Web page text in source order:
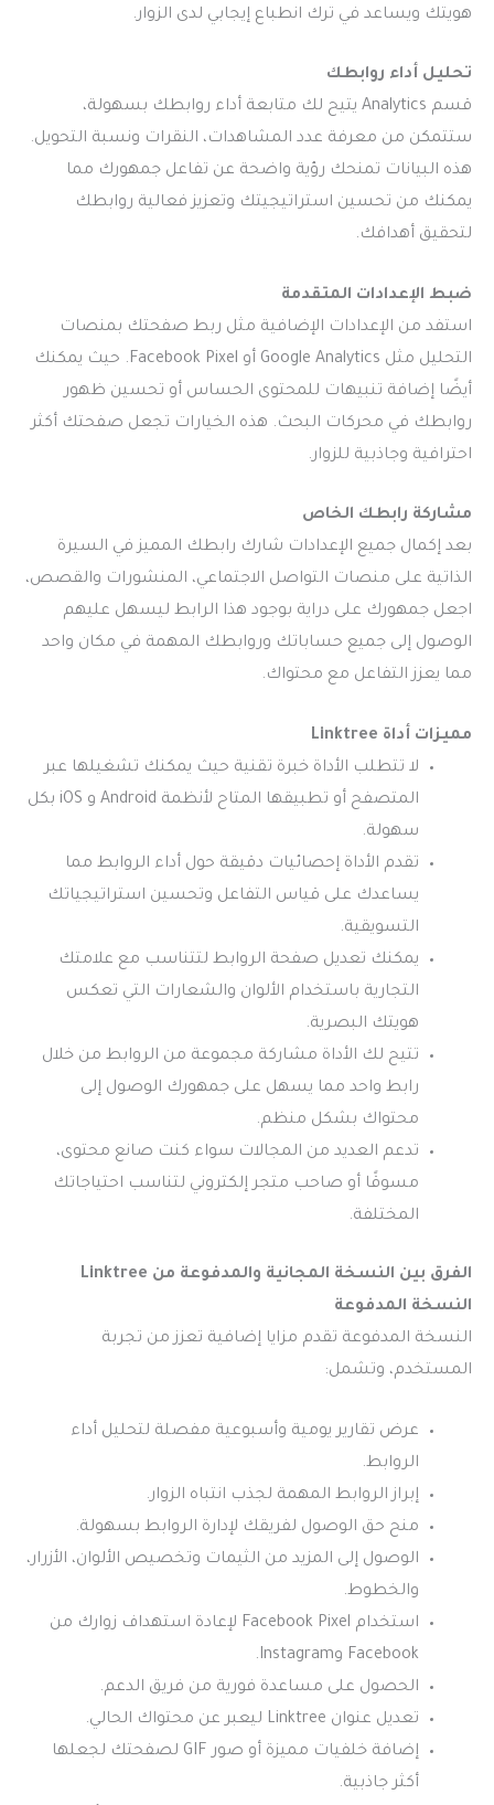
هويتك ويساعد في ترك انطباع إيجابي لدى الزوار.
تحليل أداء روابطك
قسم Analytics يتيح لك متابعة أداء روابطك بسهولة،
ستتمكن من معرفة عدد المشاهدات، النقرات ونسبة التحويل.
هذه البيانات تمنحك رؤية واضحة عن تفاعل جمهورك مما
يمكنك من تحسين استراتيجيتك وتعزيز فعالية روابطك
لتحقيق أهدافك.
ضبط الإعدادات المتقدمة
استفد من الإعدادات الإضافية مثل ربط صفحتك بمنصات
التحليل مثل Google Analytics أو Facebook Pixel. حيث يمكنك
أيضًا إضافة تنبيهات للمحتوى الحساس أو تحسين ظهور
روابطك في محركات البحث. هذه الخيارات تجعل صفحتك أكثر
احترافية وجاذبية للزوار.
مشاركة رابطك الخاص
بعد إكمال جميع الإعدادات شارك رابطك المميز في السيرة
الذاتية على منصات التواصل الاجتماعي، المنشورات والقصص،
اجعل جمهورك على دراية بوجود هذا الرابط ليسهل عليهم
الوصول إلى جميع حساباتك وروابطك المهمة في مكان واحد
مما يعزز التفاعل مع محتواك.
مميزات أداة Linktree
لا تتطلب الأداة خبرة تقنية حيث يمكنك تشغيلها عبر
المتصفح أو تطبيقها المتاح لأنظمة Android و iOS بكل
سهولة.
تقدم الأداة إحصائيات دقيقة حول أداء الروابط مما
يساعدك على قياس التفاعل وتحسين استراتيجياتك
التسويقية.
يمكنك تعديل صفحة الروابط لتتناسب مع علامتك
التجارية باستخدام الألوان والشعارات التي تعكس
هويتك البصرية.
تتيح لك الأداة مشاركة مجموعة من الروابط من خلال
رابط واحد مما يسهل على جمهورك الوصول إلى
محتواك بشكل منظم.
تدعم العديد من المجالات سواء كنت صانع محتوى،
مسوقًا أو صاحب متجر إلكتروني لتناسب احتياجاتك
المختلفة.
الفرق بين النسخة المجانية والمدفوعة من Linktree
النسخة المدفوعة
النسخة المدفوعة تقدم مزايا إضافية تعزز من تجربة
المستخدم، وتشمل:
عرض تقارير يومية وأسبوعية مفصلة لتحليل أداء
الروابط.
إبراز الروابط المهمة لجذب انتباه الزوار.
منح حق الوصول لفريقك لإدارة الروابط بسهولة.
الوصول إلى المزيد من الثيمات وتخصيص الألوان، الأزرار،
والخطوط.
استخدام Facebook Pixel لإعادة استهداف زوارك من
Facebook وInstagram.
الحصول على مساعدة فورية من فريق الدعم.
تعديل عنوان Linktree ليعبر عن محتواك الحالي.
إضافة خلفيات مميزة أو صور GIF لصفحتك لجعلها
أكثر جاذبية.